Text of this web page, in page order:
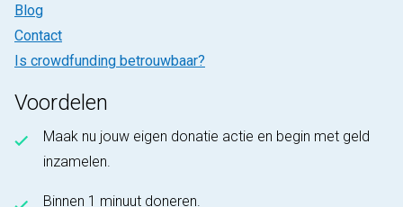
Blog
Contact
Is crowdfunding betrouwbaar?
Voordelen
Maak nu jouw eigen donatie actie en begin met geld
inzamelen.
Binnen 1 minuut doneren.